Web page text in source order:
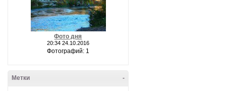
Фото дня
20:34 24.10.2016
Фотографий: 1
-
Метки